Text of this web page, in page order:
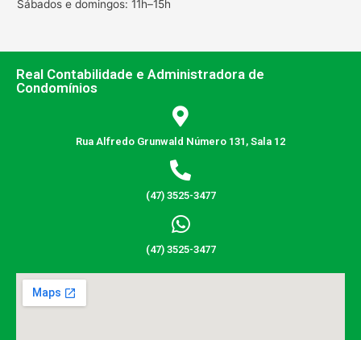
Sábados e domingos: 11h–15h
Real Contabilidade e Administradora de
Condomínios
Rua Alfredo Grunwald Número 131, Sala 12
(47) 3525-3477
(47) 3525-3477